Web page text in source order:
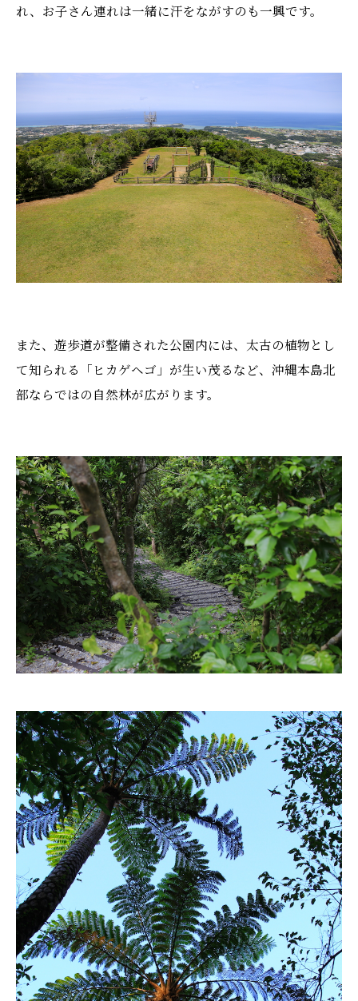
れ、お子さん連れは一緒に汗をながすのも一興です。
また、遊歩道が整備された公園内には、太古の植物とし
て知られる「ヒカゲヘゴ」が生い茂るなど、沖縄本島北
部ならではの自然林が広がります。